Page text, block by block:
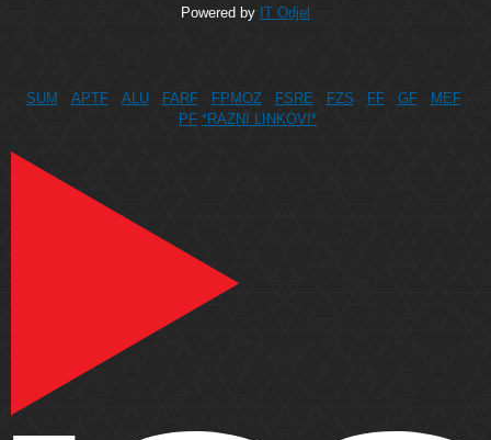
Powered by IT Odjel
SUM APTF ALU FARF FPMOZ FSRE FZS FF GF
MEF
PF *RAZNI LINKOVI*